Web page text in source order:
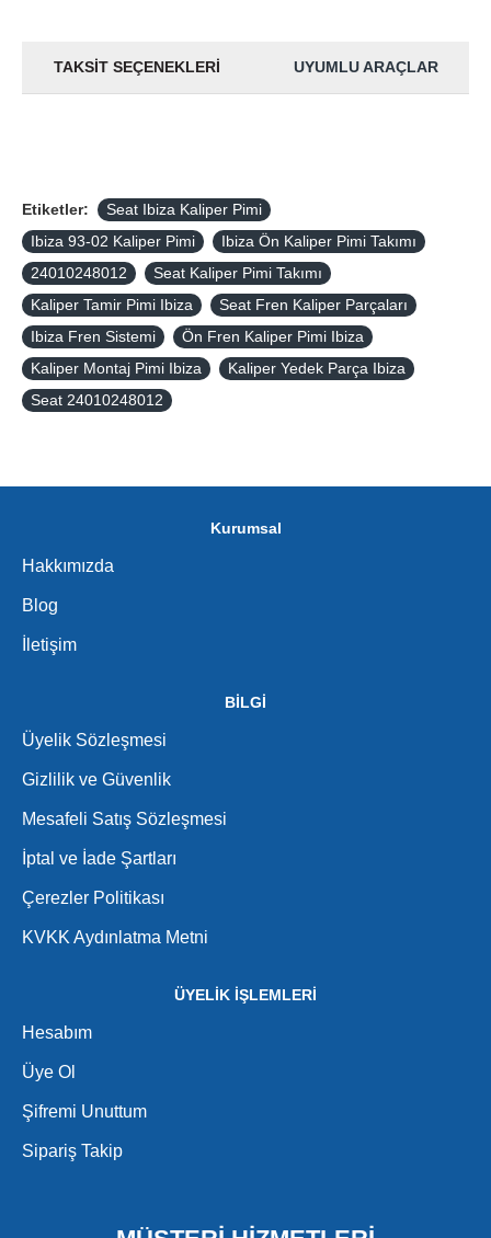
TAKSIT SEÇENEKLERI UYUMLU ARAÇLAR
Etiketler:
Seat Ibiza Kaliper Pimi
Ibiza 93-02 Kaliper Pimi
Ibiza Ön Kaliper Pimi Takımı
24010248012
Seat Kaliper Pimi Takımı
Kaliper Tamir Pimi Ibiza
Seat Fren Kaliper Parçaları
Ibiza Fren Sistemi
Ön Fren Kaliper Pimi Ibiza
Kaliper Montaj Pimi Ibiza
Kaliper Yedek Parça Ibiza
Seat 24010248012
Kurumsal
Hakkımızda
Blog
İletişim
BİLGİ
Üyelik Sözleşmesi
Gizlilik ve Güvenlik
Mesafeli Satış Sözleşmesi
İptal ve İade Şartları
Çerezler Politikası
KVKK Aydınlatma Metni
ÜYELİK İŞLEMLERİ
Hesabım
Üye Ol
Şifremi Unuttum
Sipariş Takip